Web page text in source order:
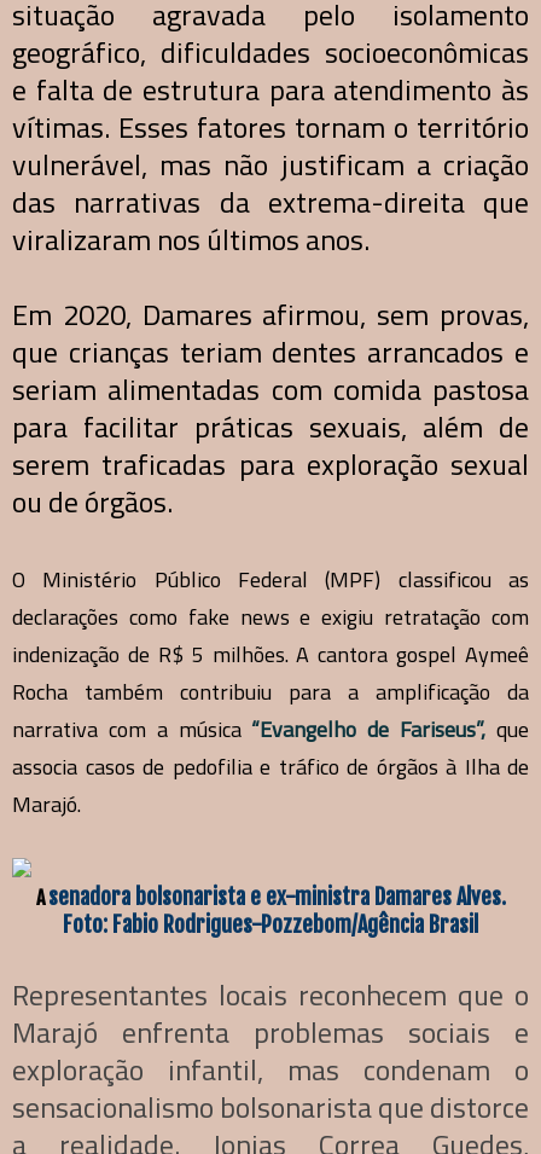
situação agravada pelo isolamento
geográfico, dificuldades socioeconômicas
e falta de estrutura para atendimento às
vítimas. Esses fatores tornam o território
vulnerável, mas não justificam a criação
das narrativas da extrema-direita que
viralizaram nos últimos anos.
Em 2020, Damares afirmou, sem provas,
que crianças teriam dentes arrancados e
seriam alimentadas com comida pastosa
para facilitar práticas sexuais, além de
serem traficadas para exploração sexual
ou de órgãos.
O Ministério Público Federal (MPF) classificou as
declarações como fake news e exigiu retratação com
indenização de R$ 5 milhões. A cantora gospel Aymeê
Rocha também contribuiu para a amplificação da
narrativa com a música “Evangelho de Fariseus”, que
associa casos de pedofilia e tráfico de órgãos à Ilha de
Marajó.
Asenadora bolsonarista e ex-ministra Damares Alves.
Foto: Fabio Rodrigues-Pozzebom/Agência Brasil
Representantes locais reconhecem que o
Marajó enfrenta problemas sociais e
exploração infantil, mas condenam o
sensacionalismo bolsonarista que distorce
a realidade. Jonias Correa Guedes,